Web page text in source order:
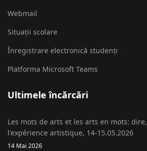
Webmail
Situații scolare
Înregistrare electronică studenți
Platforma Microsoft Teams
Ultimele încărcări
Les mots de arts et les arts en mots:
l'expérience artistique, 14-15.05.2026
14 Mai 2026